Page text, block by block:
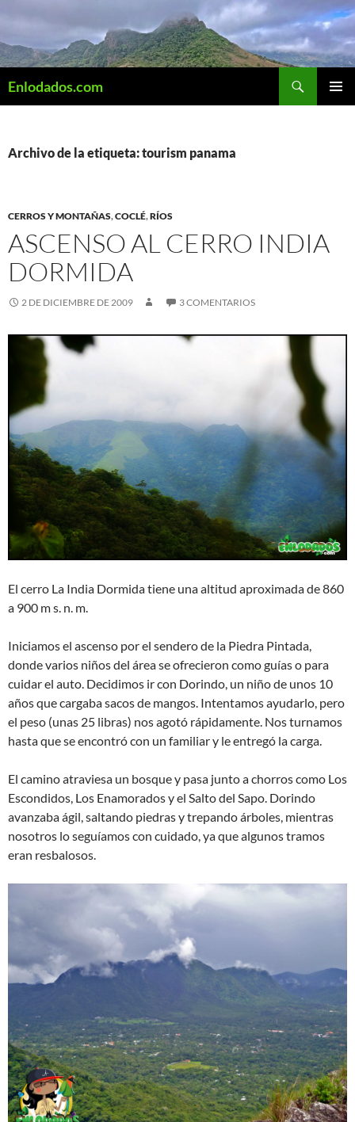
contenido
Enlodados.com
Archivo de la etiqueta: tourism panama
CERROS Y MONTAÑAS,COCLÉ,RÍOS
ASCENSO AL CERRO INDIA
DORMIDA
2 DE DICIEMBRE DE 2009 3 COMENTARIOS
El cerro La India Dormida tiene una altitud aproximada de 860
a 900 m s. n. m.
Iniciamos el ascenso por el sendero de la Piedra Pintada,
donde varios niños del área se ofrecieron como guías o para
cuidar el auto. Decidimos ir con Dorindo, un niño de unos 10
años que cargaba sacos de mangos. Intentamos ayudarlo, pero
el peso (unas 25 libras) nos agotó rápidamente. Nos turnamos
hasta que se encontró con un familiar y le entregó la carga.
El camino atraviesa un bosque y pasa junto a chorros como Los
Escondidos, Los Enamorados y el Salto del Sapo. Dorindo
avanzaba ágil, saltando piedras y trepando árboles, mientras
nosotros lo seguíamos con cuidado, ya que algunos tramos
eran resbalosos.